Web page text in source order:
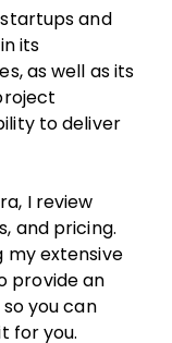
and
its
as well as its
to deliver
I review
and pricing.
my extensive
provide an
you can
for you.